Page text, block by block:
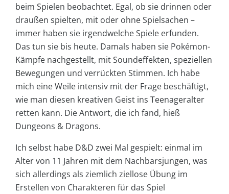
beim Spielen beobachtet. Egal, ob sie drinnen oder
draußen spielten, mit oder ohne Spielsachen –
immer haben sie irgendwelche Spiele erfunden.
Das tun sie bis heute. Damals haben sie Pokémon-
Kämpfe nachgestellt, mit Soundeffekten, speziellen
Bewegungen und verrückten Stimmen. Ich habe
mich eine Weile intensiv mit der Frage beschäftigt,
wie man diesen kreativen Geist ins Teenageralter
retten kann. Die Antwort, die ich fand, hieß
Dungeons & Dragons.
Ich selbst habe D&D zwei Mal gespielt: einmal im
Alter von 11 Jahren mit dem Nachbarsjungen, was
sich allerdings als ziemlich ziellose Übung im
Erstellen von Charakteren für das Spiel